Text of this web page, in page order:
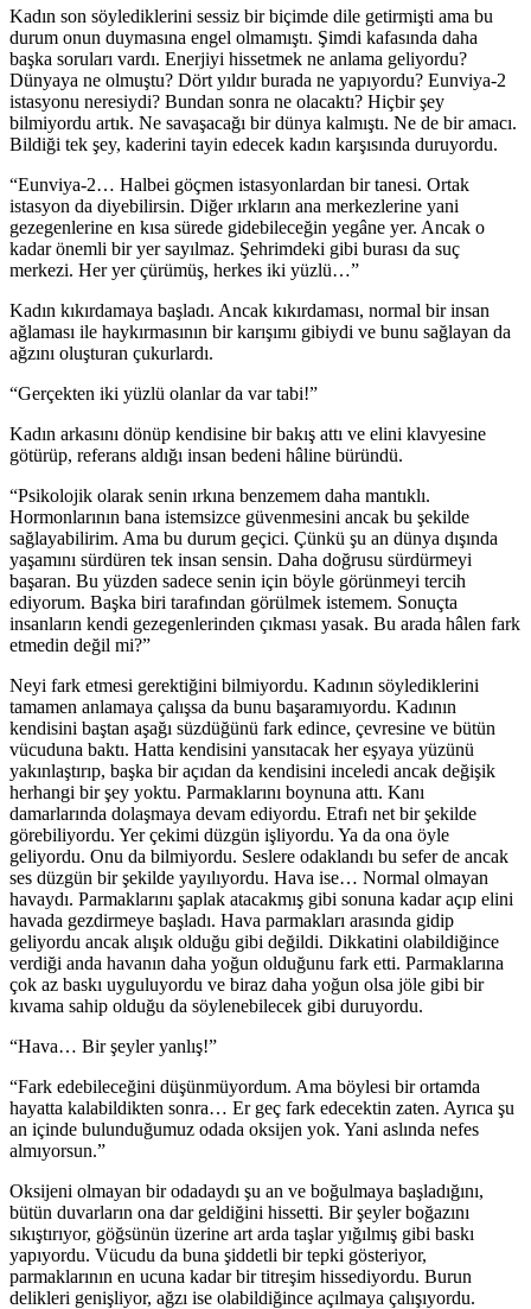
Kadın son söylediklerini sessiz bir biçimde dile getirmişti ama bu
durum onun duymasına engel olmamıştı. Şimdi kafasında daha
başka soruları vardı. Enerjiyi hissetmek ne anlama geliyordu?
Dünyaya ne olmuştu? Dört yıldır burada ne yapıyordu? Eunviya-2
istasyonu neresiydi? Bundan sonra ne olacaktı? Hiçbir şey
bilmiyordu artık. Ne savaşacağı bir dünya kalmıştı. Ne de bir amacı.
Bildiği tek şey, kaderini tayin edecek kadın karşısında duruyordu.
“Eunviya-2… Halbei göçmen istasyonlardan bir tanesi. Ortak
istasyon da diyebilirsin. Diğer ırkların ana merkezlerine yani
gezegenlerine en kısa sürede gidebileceğin yegâne yer. Ancak o
kadar önemli bir yer sayılmaz. Şehrimdeki gibi burası da suç
merkezi. Her yer çürümüş, herkes iki yüzlü…”
Kadın kıkırdamaya başladı. Ancak kıkırdaması, normal bir insan
ağlaması ile haykırmasının bir karışımı gibiydi ve bunu sağlayan da
ağzını oluşturan çukurlardı.
“Gerçekten iki yüzlü olanlar da var tabi!”
Kadın arkasını dönüp kendisine bir bakış attı ve elini klavyesine
götürüp, referans aldığı insan bedeni hâline büründü.
“Psikolojik olarak senin ırkına benzemem daha mantıklı.
Hormonlarının bana istemsizce güvenmesini ancak bu şekilde
sağlayabilirim. Ama bu durum geçici. Çünkü şu an dünya dışında
yaşamını sürdüren tek insan sensin. Daha doğrusu sürdürmeyi
başaran. Bu yüzden sadece senin için böyle görünmeyi tercih
ediyorum. Başka biri tarafından görülmek istemem. Sonuçta
insanların kendi gezegenlerinden çıkması yasak. Bu arada hâlen fark
etmedin değil mi?”
Neyi fark etmesi gerektiğini bilmiyordu. Kadının söylediklerini
tamamen anlamaya çalışsa da bunu başaramıyordu. Kadının
kendisini baştan aşağı süzdüğünü fark edince, çevresine ve bütün
vücuduna baktı. Hatta kendisini yansıtacak her eşyaya yüzünü
yakınlaştırıp, başka bir açıdan da kendisini inceledi ancak değişik
herhangi bir şey yoktu. Parmaklarını boynuna attı. Kanı
damarlarında dolaşmaya devam ediyordu. Etrafı net bir şekilde
görebiliyordu. Yer çekimi düzgün işliyordu. Ya da ona öyle
geliyordu. Onu da bilmiyordu. Seslere odaklandı bu sefer de ancak
ses düzgün bir şekilde yayılıyordu. Hava ise… Normal olmayan
havaydı. Parmaklarını şaplak atacakmış gibi sonuna kadar açıp elini
havada gezdirmeye başladı. Hava parmakları arasında gidip
geliyordu ancak alışık olduğu gibi değildi. Dikkatini olabildiğince
verdiği anda havanın daha yoğun olduğunu fark etti. Parmaklarına
çok az baskı uyguluyordu ve biraz daha yoğun olsa jöle gibi bir
kıvama sahip olduğu da söylenebilecek gibi duruyordu.
“Hava… Bir şeyler yanlış!”
“Fark edebileceğini düşünmüyordum. Ama böylesi bir ortamda
hayatta kalabildikten sonra… Er geç fark edecektin zaten. Ayrıca şu
an içinde bulunduğumuz odada oksijen yok. Yani aslında nefes
almıyorsun.”
Oksijeni olmayan bir odadaydı şu an ve boğulmaya başladığını,
bütün duvarların ona dar geldiğini hissetti. Bir şeyler boğazını
sıkıştırıyor, göğsünün üzerine art arda taşlar yığılmış gibi baskı
yapıyordu. Vücudu da buna şiddetli bir tepki gösteriyor,
parmaklarının en ucuna kadar bir titreşim hissediyordu. Burun
delikleri genişliyor, ağzı ise olabildiğince açılmaya çalışıyordu.